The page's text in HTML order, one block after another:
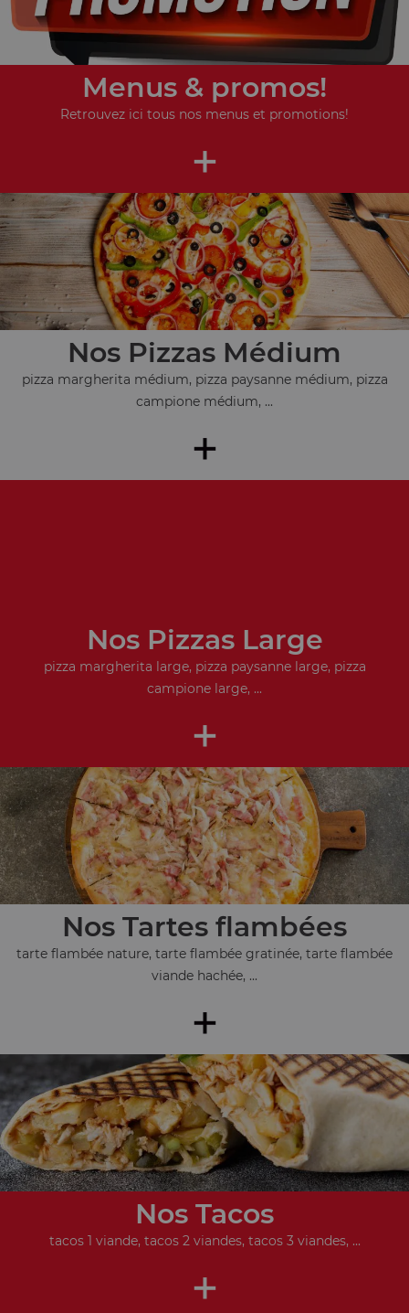
Menus & promos!
Retrouvez ici tous nos menus et promotions!
+
Nos Pizzas Médium
pizza margherita médium, pizza paysanne médium, pizza
campione médium, ...
+
Nos Pizzas Large
pizza margherita large, pizza paysanne large, pizza
campione large, ...
+
Nos Tartes flambées
tarte flambée nature, tarte flambée gratinée, tarte flambée
viande hachée, ...
+
Nos Tacos
tacos 1 viande, tacos 2 viandes, tacos 3 viandes, ...
+